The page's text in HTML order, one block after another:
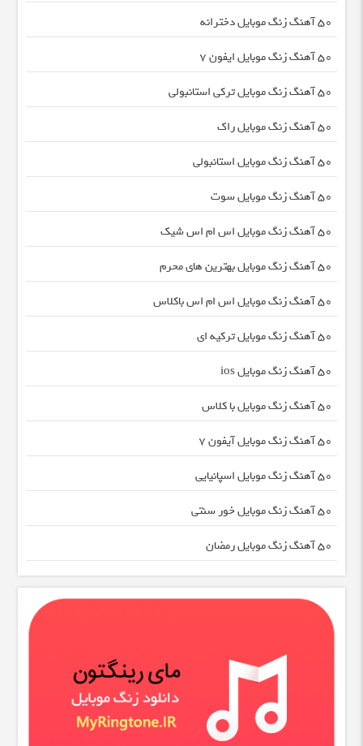
50 آهنگ زنگ موبایل دخترانه
50 آهنگ زنگ موبایل ایفون 7
50 آهنگ زنگ موبایل ترکی استانبولی
50 آهنگ زنگ موبایل راک
50 آهنگ زنگ موبایل استانبولی
50 آهنگ زنگ موبایل سوت
50 آهنگ زنگ موبایل اس ام اس شیک
50 آهنگ زنگ موبایل بهترین های محرم
50 آهنگ زنگ موبایل اس ام اس باکلاس
50 آهنگ زنگ موبایل ترکیه ای
50 آهنگ زنگ موبایل ios
50 آهنگ زنگ موبایل با کلاس
50 آهنگ زنگ موبایل آیفون 7
50 آهنگ زنگ موبایل اسپانیایی
50 آهنگ زنگ موبایل خور سنتی
50 آهنگ زنگ موبایل رمضان